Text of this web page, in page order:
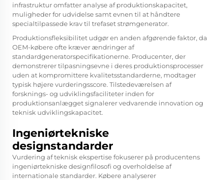
infrastruktur omfatter analyse af produktionskapacitet,
muligheder for udvidelse samt evnen til at håndtere
specialtilpassede krav til trefaset strømgenerator.
Produktionsfleksibilitet udgør en anden afgørende faktor, da
OEM-købere ofte kræver ændringer af
standardgeneratorspecifikationerne. Producenter, der
demonstrerer tilpasningsevne i deres produktionsprocesser
uden at kompromittere kvalitetsstandarderne, modtager
typisk højere vurderingsscore. Tilstedeværelsen af
forsknings- og udviklingsfaciliteter inden for
produktionsanlægget signalerer vedvarende innovation og
teknisk udviklingskapacitet.
Ingeniørtekniske
designstandarder
Vurdering af teknisk ekspertise fokuserer på producentens
ingeniørtekniske designfilosofi og overholdelse af
internationale standarder. Købere analyserer